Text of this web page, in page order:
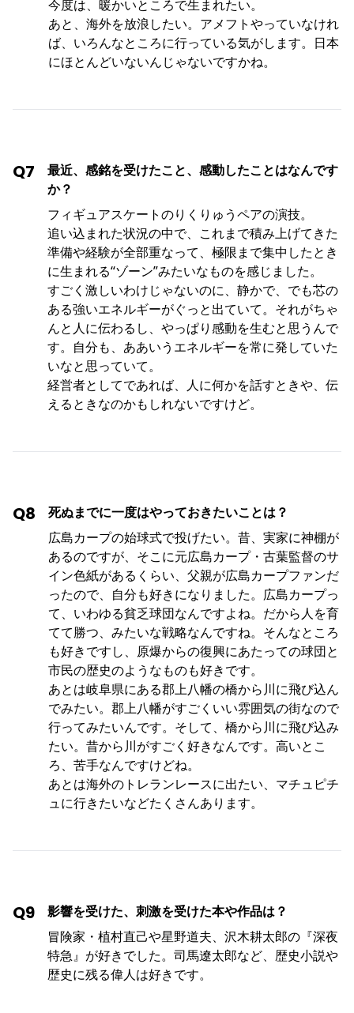
今度は、暖かいところで生まれたい。
あと、海外を放浪したい。アメフトやっていなけれ
ば、いろんなところに行っている気がします。日本
にほとんどいないんじゃないですかね。
Q7
最近、感銘を受けたこと、感動したことはなんです
か？
フィギュアスケートのりくりゅうペアの演技。
追い込まれた状況の中で、これまで積み上げてきた
準備や経験が全部重なって、極限まで集中したとき
に生まれる“ゾーン”みたいなものを感じました。
すごく激しいわけじゃないのに、静かで、でも芯の
ある強いエネルギーがぐっと出ていて。それがちゃ
んと人に伝わるし、やっぱり感動を生むと思うんで
す。自分も、ああいうエネルギーを常に発していた
いなと思っていて。
経営者としてであれば、人に何かを話すときや、伝
えるときなのかもしれないですけど。
Q8
死ぬまでに一度はやっておきたいことは？
広島カープの始球式で投げたい。昔、実家に神棚が
あるのですが、そこに元広島カープ・古葉監督のサ
イン色紙があるくらい、父親が広島カープファンだ
ったので、自分も好きになりました。広島カープっ
て、いわゆる貧乏球団なんですよね。だから人を育
てて勝つ、みたいな戦略なんですね。そんなところ
も好きですし、原爆からの復興にあたっての球団と
市民の歴史のようなものも好きです。
あとは岐阜県にある郡上八幡の橋から川に飛び込ん
でみたい。郡上八幡がすごくいい雰囲気の街なので
行ってみたいんです。そして、橋から川に飛び込み
たい。昔から川がすごく好きなんです。高いとこ
ろ、苦手なんですけどね。
あとは海外のトレランレースに出たい、マチュピチ
ュに行きたいなどたくさんあります。
Q9
影響を受けた、刺激を受けた本や作品は？
冒険家・植村直己や星野道夫、沢木耕太郎の『深夜
特急』が好きでした。司馬遼太郎など、歴史小説や
歴史に残る偉人は好きです。